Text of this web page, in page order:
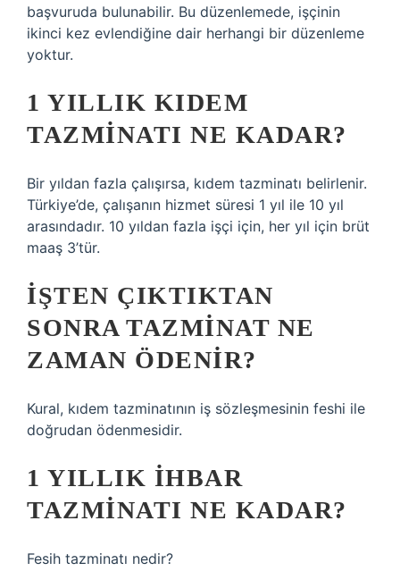
başvuruda bulunabilir. Bu düzenlemede, işçinin
ikinci kez evlendiğine dair herhangi bir düzenleme
yoktur.
1 YILLIK KIDEM
TAZMINATI NE KADAR?
Bir yıldan fazla çalışırsa, kıdem tazminatı belirlenir.
Türkiye’de, çalışanın hizmet süresi 1 yıl ile 10 yıl
arasındadır. 10 yıldan fazla işçi için, her yıl için brüt
maaş 3’tür.
İŞTEN ÇIKTIKTAN
SONRA TAZMINAT NE
ZAMAN ÖDENIR?
Kural, kıdem tazminatının iş sözleşmesinin feshi ile
doğrudan ödenmesidir.
1 YILLIK IHBAR
TAZMINATI NE KADAR?
Fesih tazminatı nedir?